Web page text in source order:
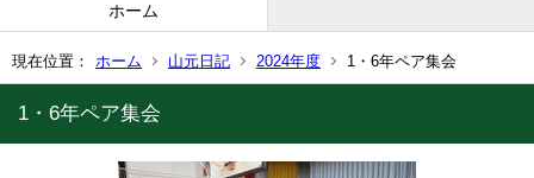
ホーム
現在位置： ホーム 山元日記 2024年度 1・6年ペア集会
1・6年ペア集会